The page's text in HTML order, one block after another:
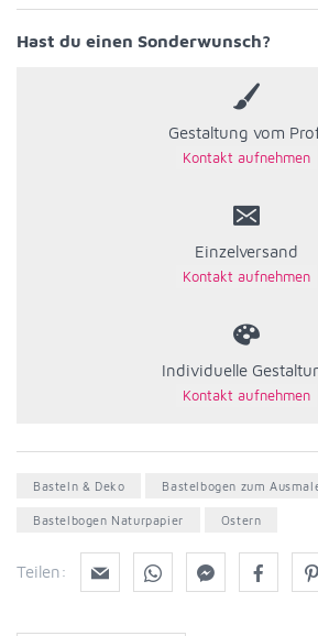
Hast du einen Sonderwunsch?
Gestaltung vom
Einzelversand
Individuelle
Basteln & Deko Bastelbogen zum
Bastelbogen Naturpapier Ostern
Teilen: